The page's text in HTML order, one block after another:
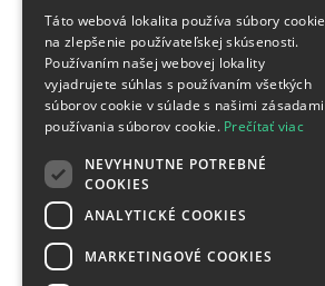
Táto webová lokalita používa súbory cookie
na zlepšenie používateľskej skúsenosti.
Používaním našej webovej lokality
vyjadrujete súhlas s používaním všetkých
súborov cookie v súlade s našimi zásadami
používania súborov cookie. Prečítať viac
NEVYHNUTNE POTREBNÉ
COOKIES
ANALYTICKÉ COOKIES
MARKETINGOVÉ COOKIES